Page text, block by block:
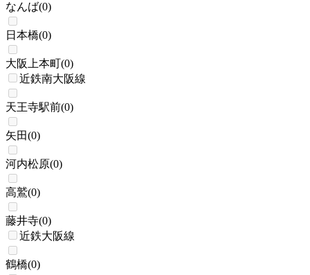
なんば(0)
日本橋(0)
大阪上本町(0)
近鉄南大阪線
天王寺駅前(0)
矢田(0)
河内松原(0)
高鷲(0)
藤井寺(0)
近鉄大阪線
鶴橋(0)